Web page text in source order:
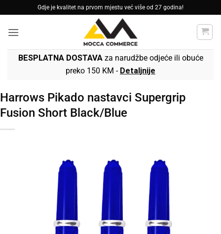
to
content
Gdje je kvalitet na prvom mjestu već više od 27 godina!
BESPLATNA DOSTAVAza narudžbe odjeće ili obuće
preko 150 KM - Detaljnije
Harrows Pikado nastavci Supergrip
Fusion Short Black/Blue